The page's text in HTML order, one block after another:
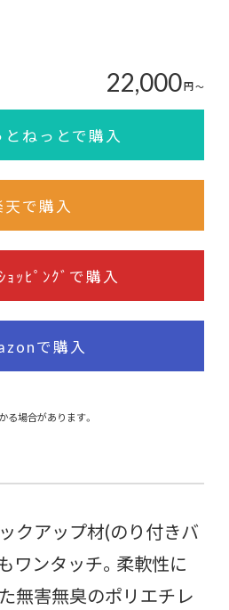
22,000円〜
ねっとで購入
天で購入
ｯﾋﾟﾝｸﾞで購入
で購入
る場合があります。
クアップ材(のり付きバ
ワンタッチ。柔軟性に
無害無臭のポリエチレ